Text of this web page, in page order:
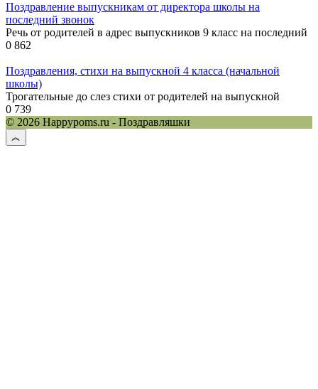
Поздравление выпускникам от директора школы на
последний звонок
Речь от родителей в адрес выпускников 9 класс на последний
0 862
Поздравления, стихи на выпускной 4 класса (начальной
школы)
Трогательные до слез стихи от родителей на выпускной
0 739
© 2026 Happypoms.ru - Поздравляшки